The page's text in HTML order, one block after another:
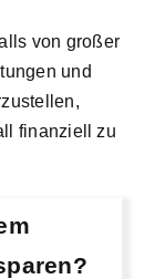
von großer
und
finanziell zu